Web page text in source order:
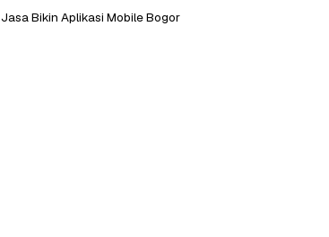
Jasa Bikin Aplikasi Mobile Bogor